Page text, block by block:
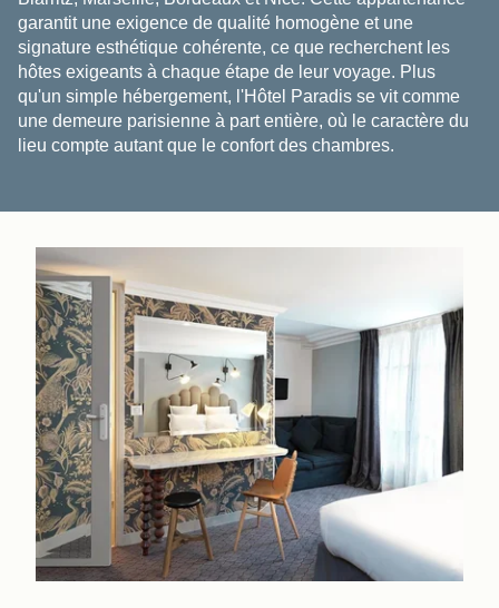
garantit une exigence de qualité homogène et une
signature esthétique cohérente, ce que recherchent les
hôtes exigeants à chaque étape de leur voyage. Plus
qu'un simple hébergement, l'Hôtel Paradis se vit comme
une demeure parisienne à part entière, où le caractère du
lieu compte autant que le confort des chambres.